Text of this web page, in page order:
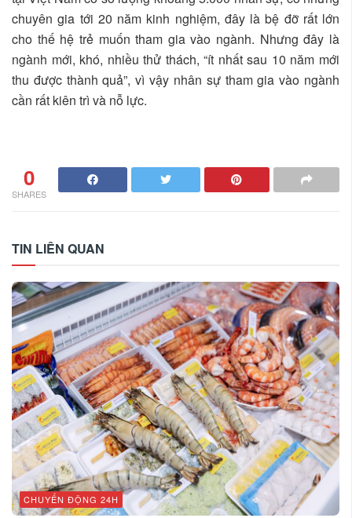
chuyên gia tới 20 năm kinh nghiệm, đây là bệ đỡ rất lớn
cho thế hệ trẻ muốn tham gia vào ngành. Nhưng đây là
ngành mới, khó, nhiều thử thách, “ít nhất sau 10 năm mới
thu được thành quả”, vì vậy nhân sự tham gia vào ngành
cần rất kiên trì và nỗ lực.
0
SHARES
TIN LIÊN QUAN
CHUYỂN ĐỘNG 24H